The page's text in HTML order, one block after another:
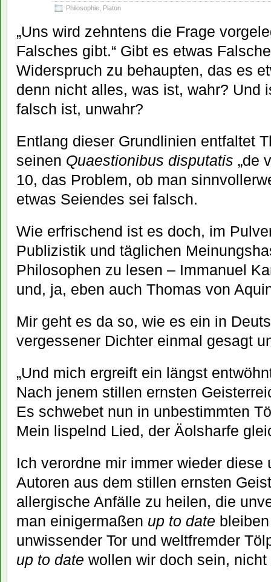
Philosophie Platon
„Uns wird zehntens die Frage
Falsches gibt.“ Gibt es etwas
Widerspruch zu behaupten, das es
denn nicht alles, was ist, wahr? Und
falsch ist, unwahr?
Entlang dieser Grundlinien entfaltet
seinen Quaestionibus disputatis „de
10, das Problem, ob man
etwas Seiendes sei falsch.
Wie erfrischend ist es doch, im
Publizistik und täglichen
Philosophen zu lesen – Immanuel
und, ja, eben auch Thomas von
Mir geht es da so, wie es ein in
vergessener Dichter einmal gesagt
„Und mich ergreift ein längst
Nach jenem stillen ernsten
Es schwebet nun in unbestimmten
Mein lispelnd Lied, der Äolsharfe
Ich verordne mir immer wieder diese
Autoren aus dem stillen ernsten
allergische Anfälle zu heilen, die
man einigermaßen up to date
unwissender Tor und weltfremder
up to date wollen wir doch sein, nicht